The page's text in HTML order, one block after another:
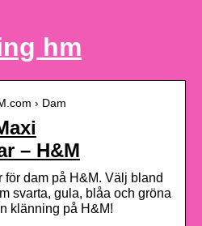
hm
› Dam
– H&M
dam på H&M. Välj bland
svarta, gula, blåa och gröna
klänning på H&M!